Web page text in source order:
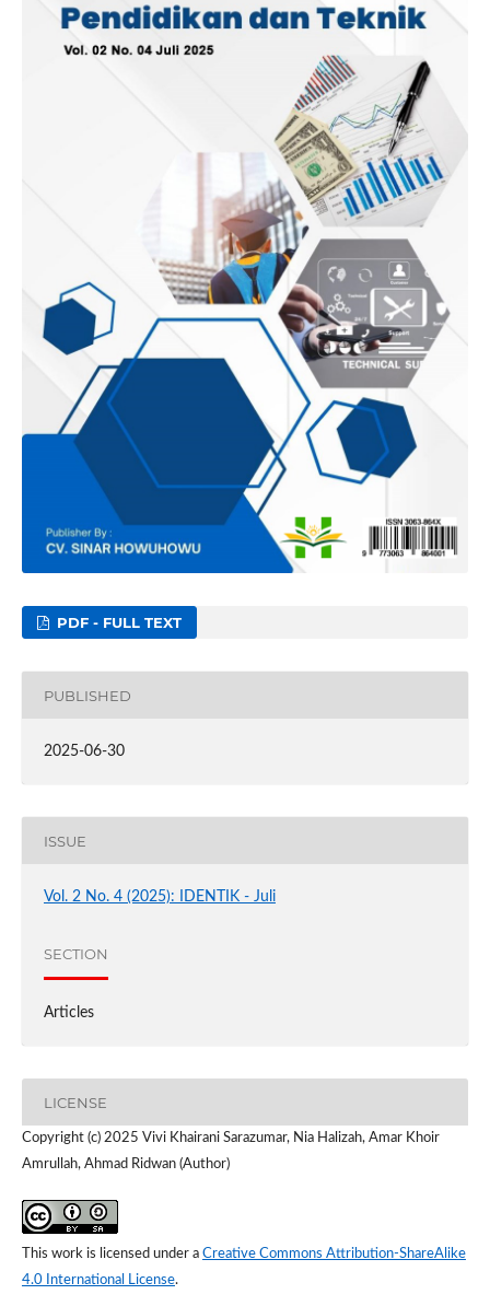
PDF - FULL TEXT
PUBLISHED
2025-06-30
ISSUE
Vol. 2 No. 4 (2025): IDENTIK - Juli
SECTION
Articles
LICENSE
Copyright (c) 2025 Vivi Khairani Sarazumar, Nia Halizah, Amar Khoir
Amrullah, Ahmad Ridwan (Author)
This work is licensed under a Creative Commons Attribution-ShareAlike
4.0 International License.